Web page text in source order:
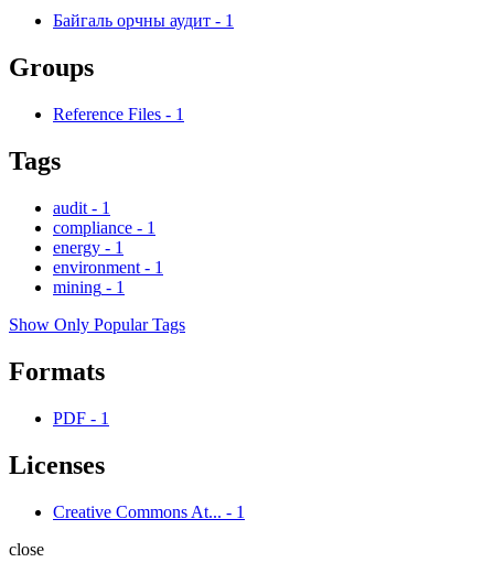
Байгаль орчны аудит - 1
Groups
Reference Files - 1
Tags
audit - 1
compliance - 1
energy - 1
environment - 1
mining - 1
Show Only Popular Tags
Formats
PDF - 1
Licenses
Creative Commons At... - 1
close